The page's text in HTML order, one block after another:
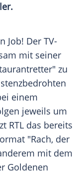
Job! Der TV-
mit seiner
zu
einem
jeweils um
RTL das bereits
"Rach, der
mit dem
Goldenen